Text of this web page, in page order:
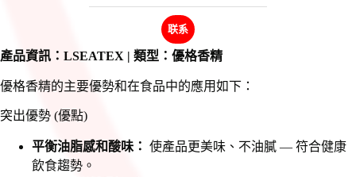
联系
產品資訊：LSEATEX | 類型：優格香精
優格香精的主要優勢和在食品中的應用如下：
突出優勢 (優點)
平衡油脂感和酸味： 使產品更美味、不油膩 — 符合健康
飲食趨勢。